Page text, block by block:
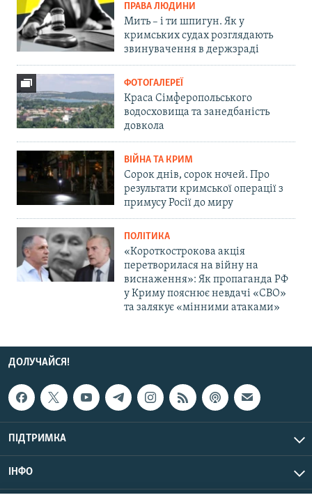
ПРАВА ЛЮДИНИ
Мить – і ти шпигун. Як у
кримських судах розглядають
звинувачення в держзраді
ФОТОГАЛЕРЕЇ
Краса Сімферопольського
водосховища та занедбаність
довкола
ВІЙНА ТА КРИМ
Сорок днів, сорок ночей. Про
результати кримської операції з
примусу Росії до миру
ПОЛІТИКА
«Короткострокова акція
перетворилася на війну на
виснаження»: Як пропаганда РФ
у Криму пояснює невдачі «СВО»
та залякує «мінними атаками»
ДОЛУЧАЙСЯ!
ПІДТРИМКА
ІНФО